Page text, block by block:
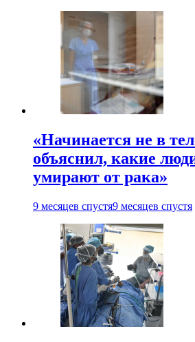
«Начинается не в
объяснил, какие
умирают от рака»
9 месяцев спустя9 месяцев спустя